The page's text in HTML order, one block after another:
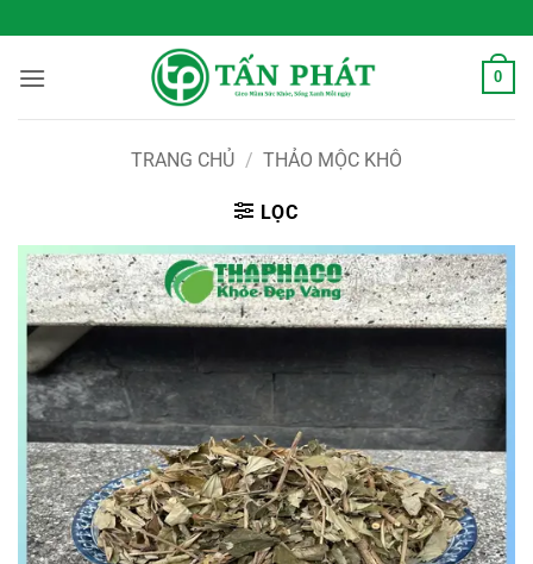
qua
nội
0
TRANG CHỦ / THẢO MỘC KHÔ
LỌC